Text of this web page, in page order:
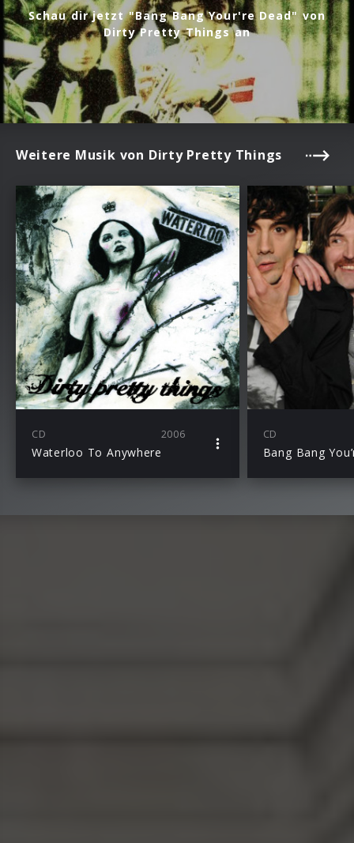
Schau dir jetzt "Bang Bang Your're Dead" von
Dirty Pretty Things an
Weitere Musik von Dirty Pretty Things
CD 2006
Waterloo To Anywhere
CD
Bang Bang